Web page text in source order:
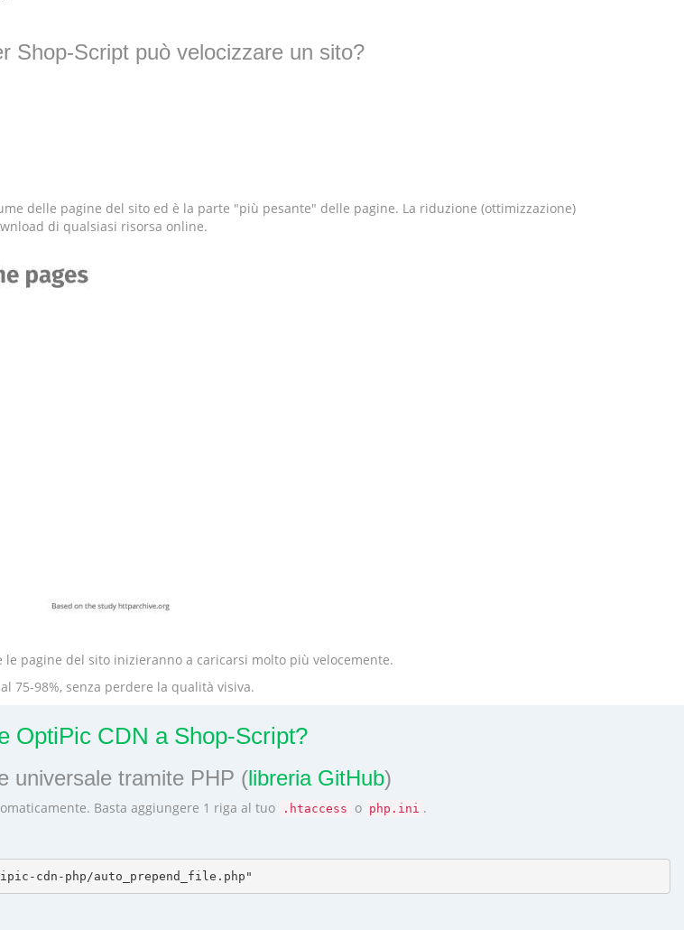
Shop-Script può velocizzare un sito?
delle pagine del sito ed è la parte "più pesante" delle pagine. La riduzione (ottimizzazione)
di qualsiasi risorsa online.
pagine del sito inizieranno a caricarsi molto più velocemente.
75-98%, senza perdere la qualità visiva.
OptiPic CDN a Shop-Script?
universale tramite PHP (libreria GitHub)
Basta aggiungere 1 riga al tuo .htaccess o php.ini .